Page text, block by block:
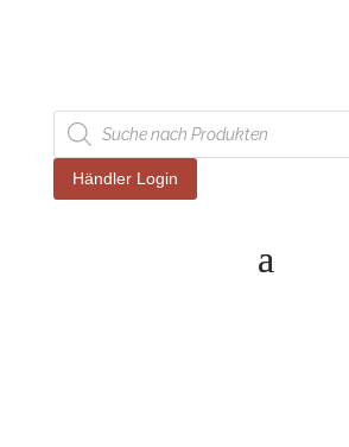
Products
search
Händler Login